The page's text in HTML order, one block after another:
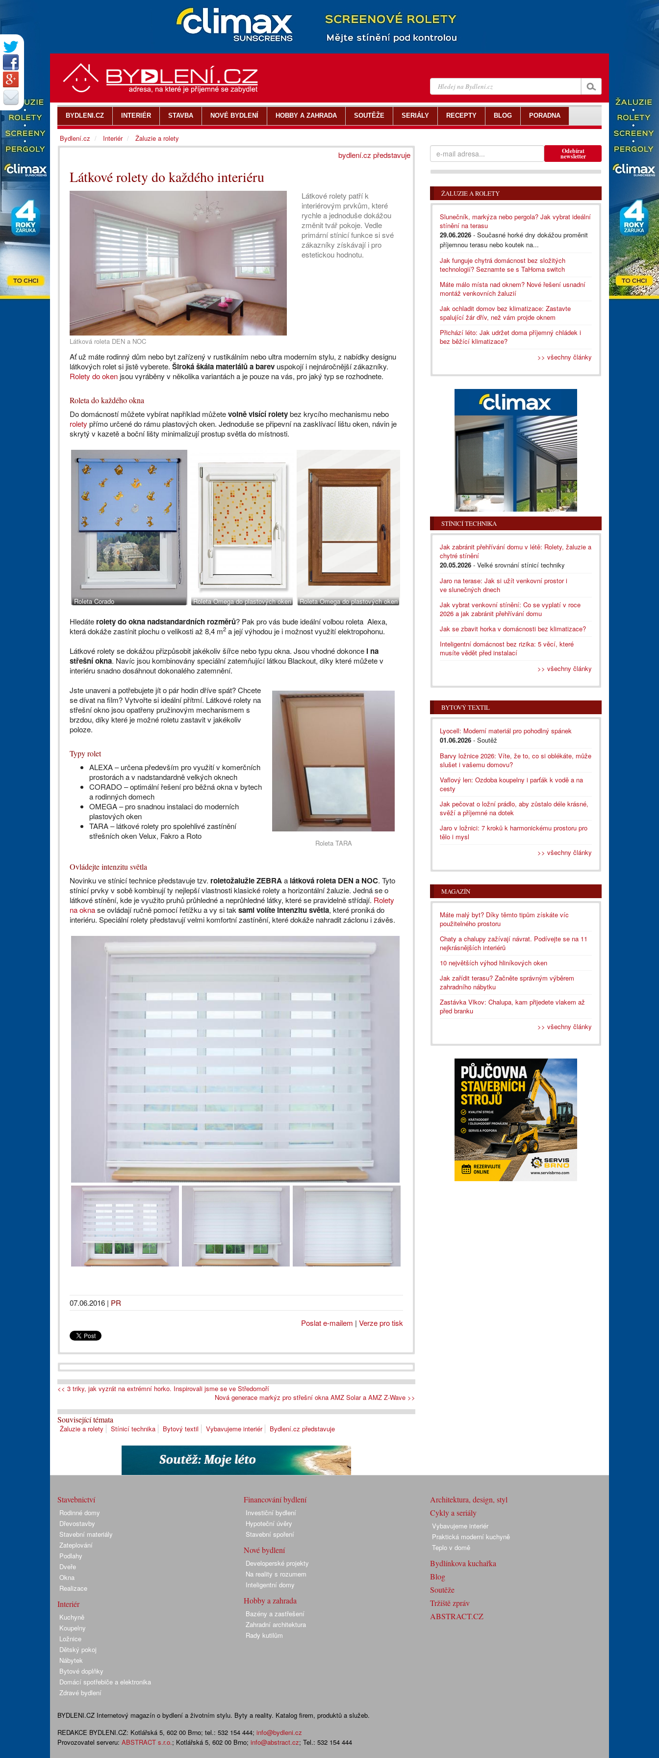
bydlení.cz představuje
Látkové rolety do každého interiéru
Látková roleta DEN a NOC
Látkové rolety patří k
interiérovým prvkům, které
rychle a jednoduše dokážou
změnit tvář pokoje. Vedle
primární stínicí funkce si své
zákazníky získávají i pro
estetickou hodnotu.
Ať už máte rodinný dům nebo byt zařízený v rustikálním nebo ultra moderním stylu, z nabídky designu
látkových rolet si jistě vyberete. Široká škála materiálů a barev uspokojí i nejnáročnější zákazníky.
Rolety do oken jsou vyráběny v několika variantách a je pouze na vás, pro jaký typ se rozhodnete.
Roleta do každého okna
Do domácností můžete vybírat například můžetevolně visící roletybez krycího mechanismu nebo
rolety přímo určené do rámu plastových oken. Jednoduše se připevní na zasklívací lištu oken, návin je
skrytý v kazetě a boční lišty minimalizují prostup světla do místnosti.
Roleta Corado Roleta Omega do plastových oken Roleta Omega do plastových oken
Hledáte rolety do okna nadstandardních rozměrů? Pak pro vás bude ideální volbou roleta Alexa,
která dokáže zastínit plochu o velikosti až 8,4 m2 a její výhodou je i možnost využití elektropohonu.
Látkové rolety se dokážou přizpůsobit jakékoliv šířce nebo typu okna. Jsou vhodné dokonce i na
střešní okna. Navíc jsou kombinovány speciální zatemňující látkou Blackout, díky které můžete v
interiéru snadno dosáhnout dokonalého zatemnění.
Roleta TARA
Jste unaveni a potřebujete jít o pár hodin dříve spát? Chcete
se dívat na film? Vytvořte si ideální přítmí. Látkové rolety na
střešní okno jsou opatřeny pružinovým mechanismem s
brzdou, díky které je možné roletu zastavit v jakékoliv
poloze.
Typy rolet
ALEXA – určena především pro využití v komerčních
prostorách a v nadstandardně velkých oknech
CORADO – optimální řešení pro běžná okna v bytech
a rodinných domech
OMEGA – pro snadnou instalaci do moderních
plastových oken
TARA – látkové rolety pro spolehlivé zastínění
střešních oken Velux, Fakro a Roto
Ovládejte intenzitu světla
Novinku ve stínicí technice představuje tzv. roletožalužie ZEBRAa látková roleta DEN a NOC. Tyto
stínicí prvky v sobě kombinují ty nejlepší vlastnosti klasické rolety a horizontální žaluzie. Jedná se o
látkové stínění, kde je využito pruhů průhledné a neprůhledné látky, které se pravidelně střídají. Rolety
na oknase ovládají ručně pomocí řetížku a vy si tak sami volíte intenzitu světla, které proniká do
interiéru. Speciální rolety představují velmi komfortní zastínění, které dokáže nahradit záclonu i závěs.
07.06.2016 | PR
Poslat e-mailem | Verze pro tisk
<< 3 triky, jak vyzrát na extrémní horko. Inspirovali jsme se ve Středomoří
Nová generace markýz pro střešní okna AMZ Solar a AMZ Z-Wave >>
Související témata
Žaluzie a rolety Stínicí technika Bytový textil Vybavujeme interiér Bydlení.cz představuje
Odebírat
newsletter
ŽALUZIE A ROLETY
Slunečník, markýza nebo pergola? Jak vybrat ideální
stínění na terasu
29.06.2026 - Současné horké dny dokážou proměnit
příjemnou terasu nebo koutek na...
Jak funguje chytrá domácnost bez složitých
technologií? Seznamte se s TaHoma switch
Máte málo místa nad oknem? Nové řešení usnadní
montáž venkovních žaluzií
Jak ochladit domov bez klimatizace: Zastavte
spalující žár dřív, než vám projde oknem
Přichází léto: Jak udržet doma příjemný chládek i
bez běžící klimatizace?
>> všechny články
STÍNICÍ TECHNIKA
Jak zabránit přehřívání domu v létě: Rolety, žaluzie a
chytré stínění
20.05.2026 - Velké srovnání stínicí techniky
Jaro na terase: Jak si užít venkovní prostor i
ve slunečných dnech
Jak vybrat venkovní stínění: Co se vyplatí v roce
2026 a jak zabránit přehřívání domu
Jak se zbavit horka v domácnosti bez klimatizace?
Inteligentní domácnost bez rizika: 5 věcí, které
musíte vědět před instalací
>> všechny články
BYTOVÝ TEXTIL
Lyocell: Moderní materiál pro pohodlný spánek
01.06.2026 - Soutěž
Barvy ložnice 2026: Víte, že to, co si oblékáte, může
slušet i vašemu domovu?
Vaflový len: Ozdoba koupelny i parťák k vodě a na
cesty
Jak pečovat o ložní prádlo, aby zůstalo déle krásné,
svěží a příjemné na dotek
Jaro v ložnici: 7 kroků k harmonickému prostoru pro
tělo i mysl
>> všechny články
MAGAZÍN
Máte malý byt? Díky těmto tipům získáte víc
použitelného prostoru
Chaty a chalupy zažívají návrat. Podívejte se na 11
nejkrásnějších interiérů
10 největších výhod hliníkových oken
Jak zařídit terasu? Začněte správným výběrem
zahradního nábytku
Zastávka Vlkov: Chalupa, kam přijedete vlakem až
před branku
>> všechny články
BYDLENI.CZ INTERIÉR STAVBA NOVÉ BYDLENÍ HOBBY A ZAHRADA SOUTĚŽE SERIÁLY RECEPTY BLOG PORADNA
Bydlení.cz Interiér Žaluzie a rolety
Stavebnictví
Rodinné domy
Dřevostavby
Stavební materiály
Zateplování
Podlahy
Dveře
Okna
Realizace
Interiér
Kuchyně
Koupelny
Ložnice
Dětský pokoj
Nábytek
Bytové doplňky
Domácí spotřebiče a elektronika
Zdravé bydlení
Financování bydlení
Investiční bydlení
Hypoteční úvěry
Stavební spoření
Nové bydlení
Developerské projekty
Na reality s rozumem
Inteligentní domy
Hobby a zahrada
Bazény a zastřešení
Zahradní architektura
Rady kutilům
Architektura, design, styl
Cykly a seriály
Vybavujeme interiér
Praktická moderní kuchyně
Teplo v domě
Bydlínkova kuchařka
Blog
Soutěže
Tržiště zpráv
ABSTRACT.CZ
BYDLENI.CZ Internetový magazín o bydlení a životním stylu. Byty a reality. Katalog firem, produktů a služeb.
REDAKCE BYDLENI.CZ: Kotlářská 5, 602 00 Brno; tel.: 532 154 444; info@bydleni.cz
Provozovatel serveru: ABSTRACT s.r.o.; Kotlářská 5, 602 00 Brno; info@abstract.cz; Tel.: 532 154 444